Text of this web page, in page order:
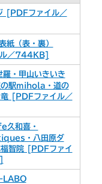
[PDFファイル／
紙（表・裏）
／744KB]
羅・甲山いきいき
の駅mihola・道の
竜 [PDFファイル／
久和喜・
・八田原ダ
福智院 [PDFファイ
LABO